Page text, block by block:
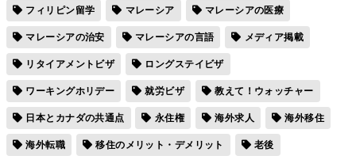
フィリピン留学
マレーシア
マレーシアの医療
マレーシアの治安
マレーシアの言語
メディア掲載
リタイアメントビザ
ロングステイビザ
ワーキングホリデー
就労ビザ
教えて！ウォッチャー
日本とカナダの共通点
永住権 海外求人
海外移住
海外転職
移住のメリット・デメリット 老後